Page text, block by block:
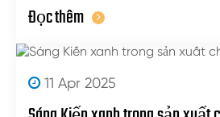
Đọc thêm
11 Apr 2025